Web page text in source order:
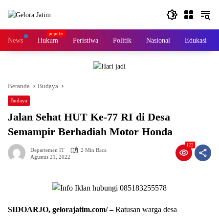
News Hukum Peristiwa Politik Nasional Edukasi
Beranda Budaya
Budaya
Jalan Sehat HUT Ke-77 RI di Desa
Semampir Berhadiah Motor Honda
Departemen IT
2 Min Baca
Agustus 21, 2022
122
SIDOARJO, gelorajatim.com/ –Ratusan warga desa